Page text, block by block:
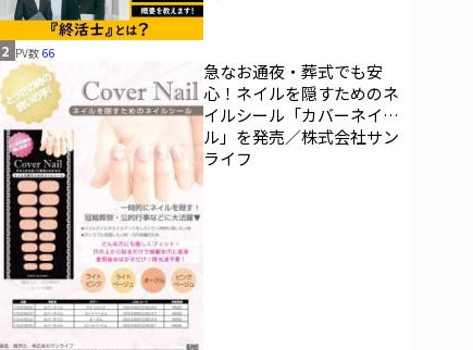
2 PV数 66
急なお通夜・葬式でも安
心！ネイルを隠すためのネ
イルシール「カバーネイ
ル」を発売／株式会社サン
ライフ